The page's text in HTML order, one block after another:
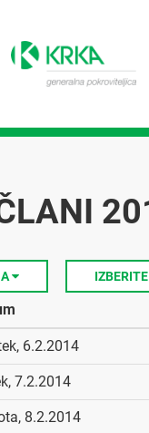
6.2.2014
7.2.2014
8.2.2014